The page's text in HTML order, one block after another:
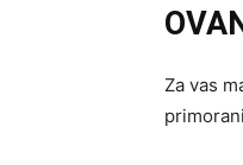
Za vas